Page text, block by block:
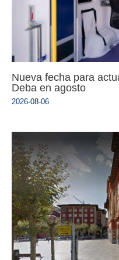
Nueva fecha para
Deba en agosto
2026-08-06